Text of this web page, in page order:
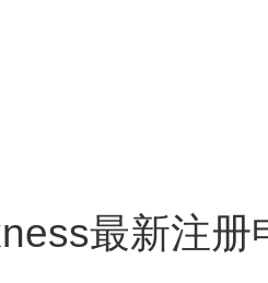
最新注册